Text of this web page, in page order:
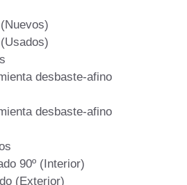
desbaste-afino
desbaste-afino
90º (Interior)
(Exterior)